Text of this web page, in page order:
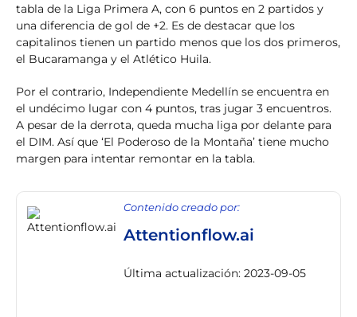
tabla de la Liga Primera A, con 6 puntos en 2 partidos y
una diferencia de gol de +2. Es de destacar que los
capitalinos tienen un partido menos que los dos primeros,
el Bucaramanga y el Atlético Huila.
Por el contrario, Independiente Medellín se encuentra en
el undécimo lugar con 4 puntos, tras jugar 3 encuentros.
A pesar de la derrota, queda mucha liga por delante para
el DIM. Así que ‘El Poderoso de la Montaña’ tiene mucho
margen para intentar remontar en la tabla.
Contenido creado por:
Attentionflow.ai
Última actualización: 2023-09-05